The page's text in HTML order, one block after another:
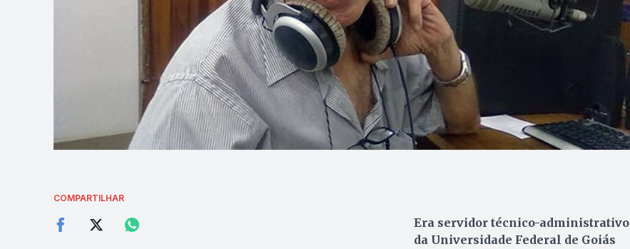
COMPARTILHAR
Era servidor técnico-administrativo
da Universidade Federal de Goiás